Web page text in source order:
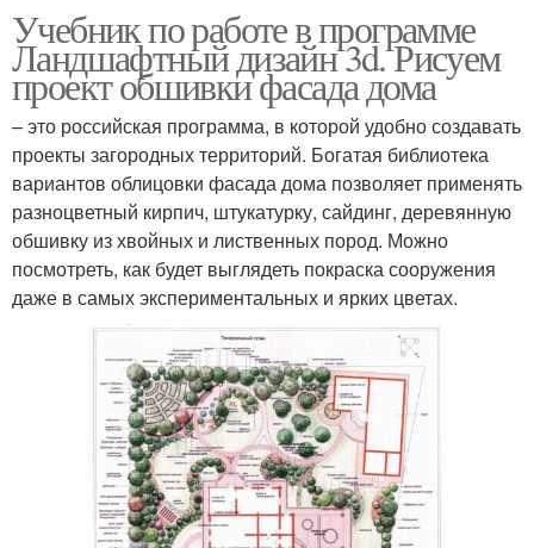
Учебник по работе в программе
Ландшафтный дизайн 3d. Рисуем
проект обшивки фасада дома
– это российская программа, в которой удобно создавать
проекты загородных территорий. Богатая библиотека
вариантов облицовки фасада дома позволяет применять
разноцветный кирпич, штукатурку, сайдинг, деревянную
обшивку из хвойных и лиственных пород. Можно
посмотреть, как будет выглядеть покраска сооружения
даже в самых экспериментальных и ярких цветах.